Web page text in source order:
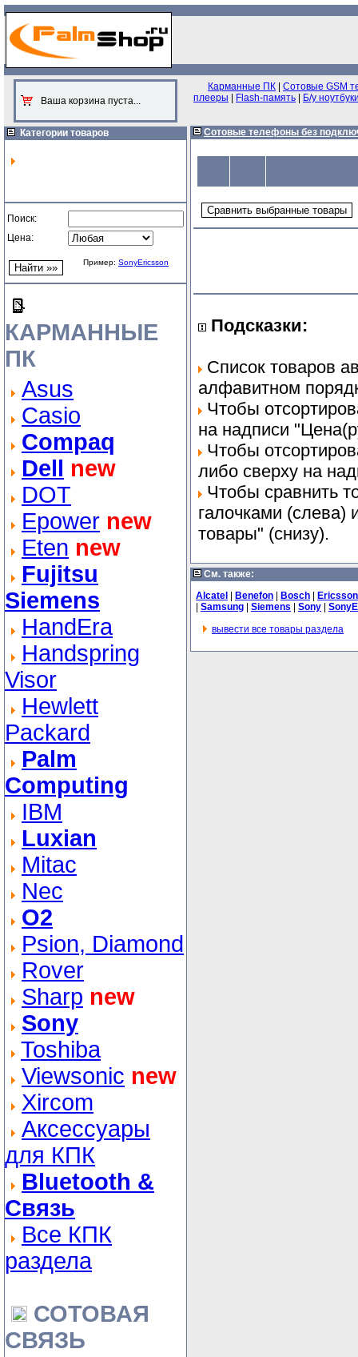
Ваша корзина пуста...
Категории товаров
Поиск:
Цена:
Пример: SonyEricsson
КАРМАННЫЕ
ПК
Asus
Casio
Compaq
Dell new
DOT
Epower new
Eten new
Fujitsu
Siemens
HandEra
Handspring
Visor
Hewlett
Packard
Palm
Computing
IBM
Luxian
Mitac
Nec
O2
Psion, Diamond
Rover
Sharp new
Sony
Toshiba
Viewsonic new
Xircom
Аксессуары
для КПК
Bluetooth &
Связь
Все КПК
раздела
СОТОВАЯ
СВЯЗЬ
Карманные ПК
Сотовые GSM
плееры
Flash-память Б/у
Сотовые телефоны без
Подсказки:
Список товаров
алфавитном
Чтобы
на надписи
Чтобы
либо сверху на
Чтобы сравнить
галочками (слева)
товары" (снизу).
См. также:
Alcatel
Benefon Bosch
Ericsson
Samsung Siemens Sony
вывести все товары раздела